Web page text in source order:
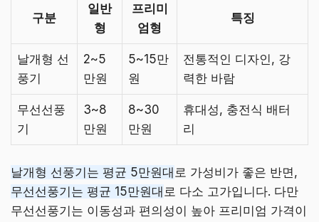
구분
일반
형
프리미
엄형
특징
날개형 선
풍기
2~5
만원
5~15만
원
전통적인 디자인, 강
력한 바람
무선선풍
기
3~8
만원
8~30
만원
휴대성, 충전식 배터
리
날개형 선풍기는 평균 5만원대 로 가성비가 좋은 반면,
무선선풍기는 평균 15만원대 로 다소 고가입니다. 다만
무선선풍기는 이동성과 편의성이 높아 프리미엄 가격이